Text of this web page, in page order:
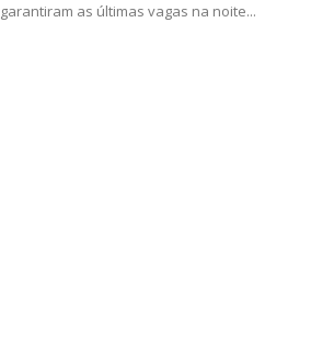
garantiram as últimas vagas na noite...